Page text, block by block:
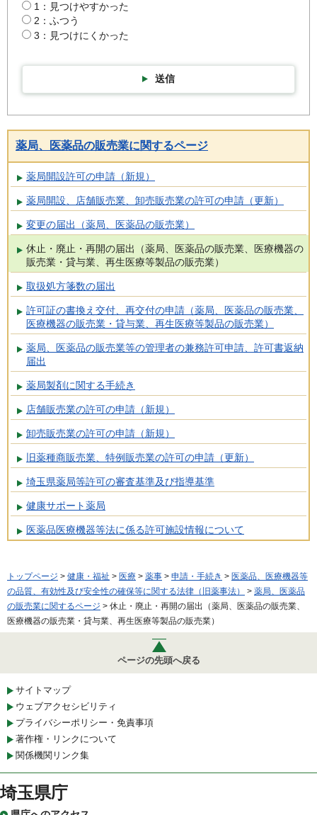
1：見つけやすかった
2：ふつう
3：見つけにくかった
送信
薬局、医薬品の販売業に関するページ
薬局開設許可の申請（新規）
薬局開設、店舗販売業、卸売販売業の許可の申請（更新）
変更の届出（薬局、医薬品の販売業）
休止・廃止・再開の届出（薬局、医薬品の販売業、医療機器の
販売業・貸与業、再生医療等製品の販売業）
取扱処方箋数の届出
許可証の書換え交付、再交付の申請（薬局、医薬品の販売業、
医療機器の販売業・貸与業、再生医療等製品の販売業）
薬局、医薬品の販売業等の管理者の兼務許可申請、許可書返納
届出
薬局製剤に関する手続き
店舗販売業の許可の申請（新規）
卸売販売業の許可の申請（新規）
旧薬種商販売業、特例販売業の許可の申請（更新）
埼玉県薬局等許可の審査基準及び指導基準
健康サポート薬局
医薬品医療機器等法に係る許可施設情報について
トップページ > 健康・福祉 > 医療 > 薬事 > 申請・手続き > 医薬品、医療機器等
の品質、有効性及び安全性の確保等に関する法律（旧薬事法）
> 薬局、医薬品
の販売業に関するページ > 休止・廃止・再開の届出（薬局、医薬品の販売業、
医療機器の販売業・貸与業、再生医療等製品の販売業）
ページの先頭へ戻る
サイトマップ
ウェブアクセシビリティ
プライバシーポリシー・免責事項
著作権・リンクについて
関係機関リンク集
埼玉県庁